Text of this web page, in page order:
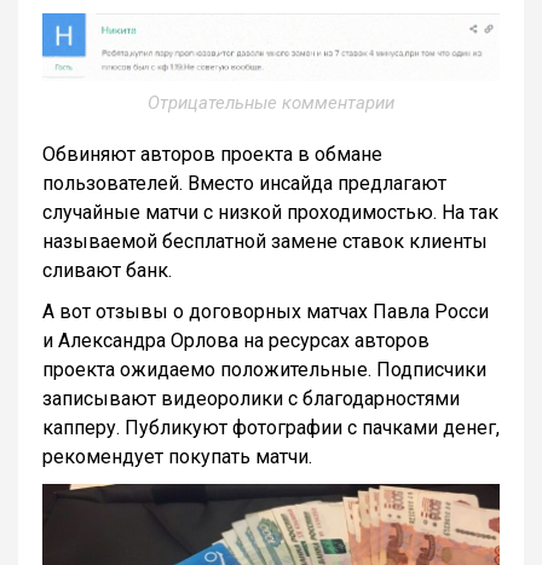
Отрицательные комментарии
Обвиняют авторов проекта в обмане
пользователей. Вместо инсайда предлагают
случайные матчи с низкой проходимостью. На так
называемой бесплатной замене ставок клиенты
сливают банк.
А вот отзывы о договорных матчах Павла Росси
и Александра Орлова на ресурсах авторов
проекта ожидаемо положительные. Подписчики
записывают видеоролики с благодарностями
капперу. Публикуют фотографии с пачками денег,
рекомендует покупать матчи.